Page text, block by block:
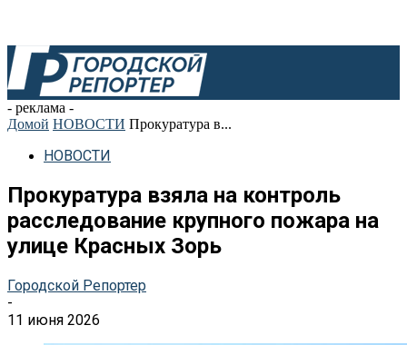
- реклама -
Домой НОВОСТИ Прокуратура в...
НОВОСТИ
Прокуратура взяла на контроль
расследование крупного пожара на
улице Красных Зорь
Городской Репортер
-
11 июня 2026